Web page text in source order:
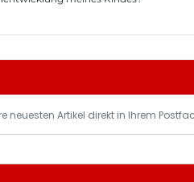
neuesten Artikel direkt in Ihrem